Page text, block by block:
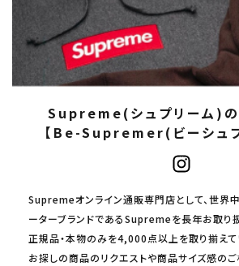
Supreme(シュプリーム)の
【Be-Supremer(ビーシュプ
Supremeオンライン通販専門店として、世界
ーターブランドであるSupremeを長年お取り扱
正規品・本物のみを4,000点以上を取り揃えて
お探しの商品のリクエストや商品サイズ感のご